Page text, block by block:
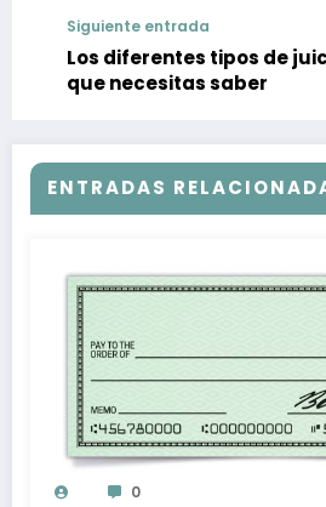
Siguiente entrada
Los diferentes tipos de
que necesitas saber
ENTRADAS
0